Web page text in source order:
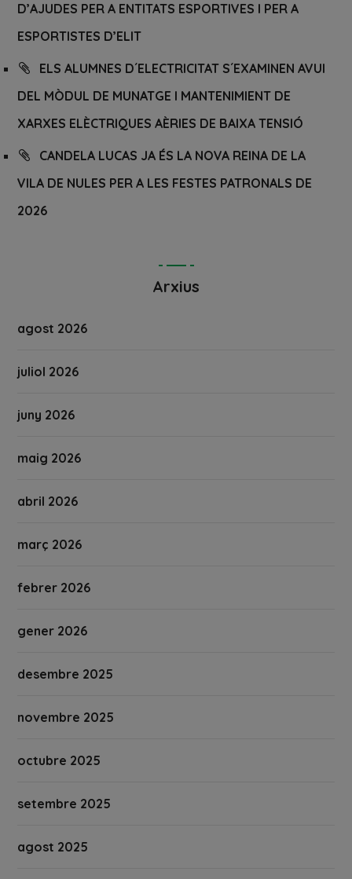
D’AJUDES PER A ENTITATS ESPORTIVES I PER A
ESPORTISTES D’ELIT
ELS ALUMNES D´ELECTRICITAT S´EXAMINEN AVUI
DEL MÒDUL DE MUNATGE I MANTENIMIENT DE
XARXES ELÈCTRIQUES AÈRIES DE BAIXA TENSIÓ
CANDELA LUCAS JA ÉS LA NOVA REINA DE LA
VILA DE NULES PER A LES FESTES PATRONALS DE
2026
Arxius
agost 2026
juliol 2026
juny 2026
maig 2026
abril 2026
març 2026
febrer 2026
gener 2026
desembre 2025
novembre 2025
octubre 2025
setembre 2025
agost 2025